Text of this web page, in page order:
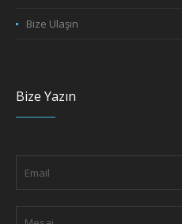
Bize Ulaşın
Bize Yazın